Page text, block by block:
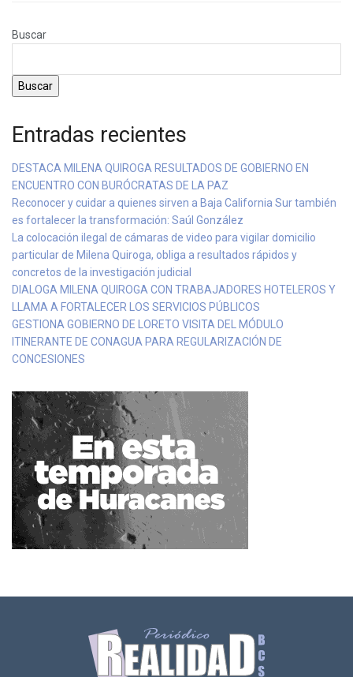
Buscar
Buscar
Entradas recientes
DESTACA MILENA QUIROGA RESULTADOS DE GOBIERNO EN
ENCUENTRO CON BURÓCRATAS DE LA PAZ
Reconocer y cuidar a quienes sirven a Baja California Sur también
es fortalecer la transformación: Saúl González
La colocación ilegal de cámaras de video para vigilar domicilio
particular de Milena Quiroga, obliga a resultados rápidos y
concretos de la investigación judicial
DIALOGA MILENA QUIROGA CON TRABAJADORES HOTELEROS Y
LLAMA A FORTALECER LOS SERVICIOS PÚBLICOS
GESTIONA GOBIERNO DE LORETO VISITA DEL MÓDULO
ITINERANTE DE CONAGUA PARA REGULARIZACIÓN DE
CONCESIONES